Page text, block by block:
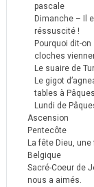
pascale
Dimanche – Il
réssuscité !
Pourquoi dit-on
cloches
Le suaire de
Le gigot
tables à Pâques
Lundi de
Ascension
Pentecôte
La fête Dieu, une
Belgique
Sacré-Coeur de
nous a aimés.